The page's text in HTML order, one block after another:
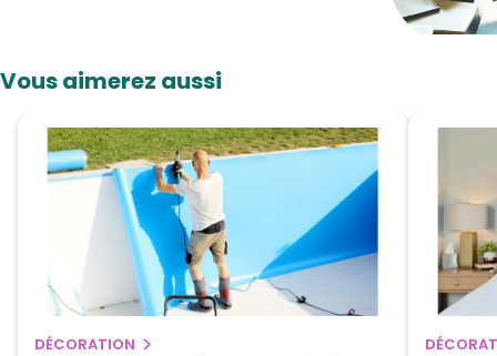
Vous aimerez aussi
DÉCORATION